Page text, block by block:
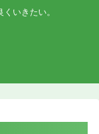
いきたい。